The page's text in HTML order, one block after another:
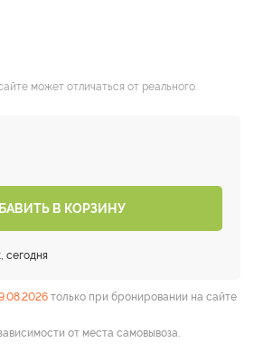
может отличаться от реального.
В КОРЗИНУ
сегодня
только при бронировании на сайте
от места самовывоза.